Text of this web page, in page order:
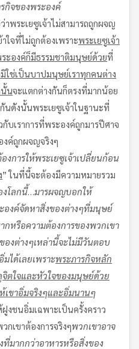
กิจของพระองค์
พระเยซูเจ้าไม่สามารถถูกผจญ
ใจที่ไม่ถูกต้องเพราะพระเยซูเจ้า
ะองค์ก็มีธรรมชาติมนุษย์ด้วยที่
ใช่เป็นบาปมนุษย์เราทุกคนต่าง
นจะแตกต่างกันก็ตรงที่มากน้อย
นดังนั้นพระเยซูเจ้าในฐานะที่
บเราการที่พระองค์ถูกมารปีศาจ
ค์ถูกผจญจริงๆ
งการให้พระเยซูเจ้าเปลี่ยนก้อน
” ในที่นี้จะต้องมีความหมายรวม
งโลกนี้…มารผจญบอกให้
องค์จัดหาสิ่งของต่างๆที่มนุษย์
หรือความต้องการของพวกเขา
องต่างๆเหล่านี้จะไม่มีวันตอบ
ได้เลยเพราะพระภารกิจหลัก
จิตใจและหัวใจของมนุษย์ด้วย
เขาอิ่มจริงๆและอิ่มนานๆ
งชนอิ่มเฉพาะเป็นครั้งคราว
กเขาต้องการจริงๆพวกเขาอาจ
ที่มากกว่าอาหารหรือสิ่งของ